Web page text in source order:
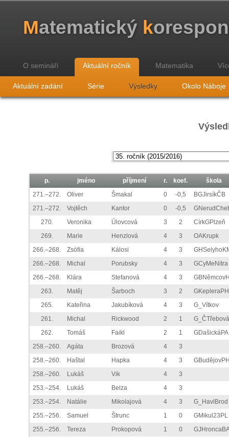
Matematický k
O semináři Aktuální ročník Matematika
Aktuální zadání Série Výsledky Okolo Náboje
p. jméno příjmení r. koef.
škola
271.–272.
Oliver Šmakal 0 -0,5
BGJirsíkČB
271.–272.
Vojtěch Kantor 0 -0,5
270.
Veronika Úlovcová 3 2
CírkGPlzeň
269.
Marie Henzlová 4 3
OAKrupk
266.–268.
Zsófia Kálosi 4 3
266.–268.
Michal Porubsky 4 3
GCyMeNitra
266.–268.
Klára Stefanová 4 3
263.
Matěj Šarboch 3 2
GKepleraPH
265.
Kateřina Jakubíková 4 3
G_Vítkov
261.
Michal Rickwood 2 1
G_ČTřebová
262.
Tomáš Faikl 2 1
GDašickáPA
258.–260.
Agáta Brozová 4
3
258.–260.
Haštal Hapka 4 3
258.–260.
Lukáš Vik 4
3
253.–254.
Lukáš Belza 4
3
253.–254.
Natálie Mikolajová 4 3
G_HavlBrod
255.–256.
Samuel Štrunc 1 0
GMikul23PL
255.–256.
Tereza Prokopová 1 0